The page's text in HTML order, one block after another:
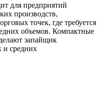
для предприятий
производств,
точек, где требуется
объемов. Компактные
запайщик
и средних